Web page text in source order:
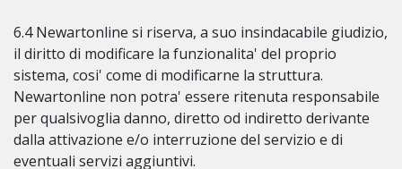
6.4 Newartonline si riserva, a suo insindacabile giudizio,
il diritto di modificare la funzionalita' del proprio
sistema, cosi' come di modificarne la struttura.
Newartonline non potra' essere ritenuta responsabile
per qualsivoglia danno, diretto od indiretto derivante
dalla attivazione e/o interruzione del servizio e di
eventuali servizi aggiuntivi.